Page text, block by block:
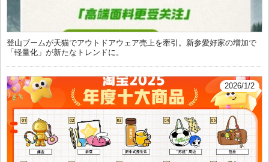
登山ブームが天猫でアウトドアウェア売上を牽引。新参愛好家の増加で
「軽量化」が新たなトレンドに。
2026/1/2